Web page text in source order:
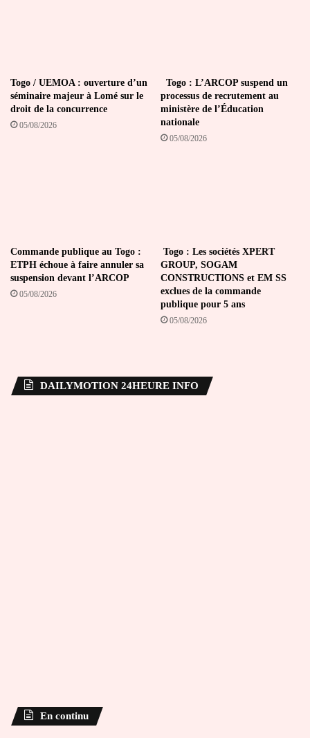
Togo / UEMOA : ouverture d’un
séminaire majeur à Lomé sur le
droit de la concurrence
05/08/2026
Togo : L’ARCOP suspend un
processus de recrutement au
ministère de l’Éducation
nationale
05/08/2026
Commande publique au Togo :
ETPH échoue à faire annuler sa
suspension devant l’ARCOP
05/08/2026
Togo : Les sociétés XPERT
GROUP, SOGAM
CONSTRUCTIONS et EM SS
exclues de la commande
publique pour 5 ans
05/08/2026
DAILYMOTION 24HEURE INFO
En continu